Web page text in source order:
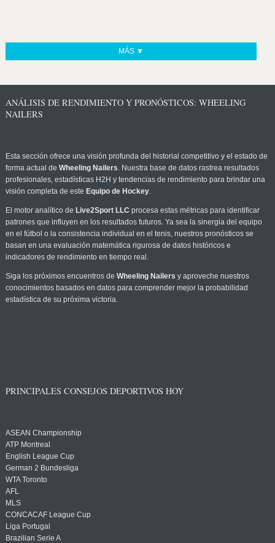
MÁS ▼
ANÁLISIS DE RENDIMIENTO Y PRONÓSTICOS: WHEELING
NAILERS
Esta sección ofrece una visión profunda del historial competitivo y el estado de
forma actual de Wheeling Nailers. Nuestra base de datos rastrea resultados
profesionales, estadísticas H2H y tendencias de rendimiento para brindar una
visión completa de este Equipo de Hockey.
El motor analítico de Live2Sport LLC procesa estas métricas para identificar
patrones que influyen en los resultados futuros. Ya sea la sinergia del equipo
en el fútbol o la consistencia individual en el tenis, nuestros pronósticos se
basan en una evaluación matemática rigurosa de datos históricos e
indicadores de rendimiento en tiempo real.
Siga los próximos encuentros de Wheeling Nailers y aproveche nuestros
conocimientos basados en datos para comprender mejor la probabilidad
estadística de su próxima victoria.
PRINCIPALES CONSEJOS DEPORTIVOS HOY
ASEAN Championship
ATP Montreal
English League Cup
German 2 Bundesliga
WTA Toronto
AFL
MLS
CONCACAF League Cup
Liga Portugal
Brazilian Serie A